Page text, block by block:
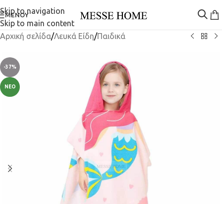
Skip to navigation
Skip to main content
ΜΕΝΟΎ
Αρχική σελίδα/Λευκά Είδη/Παιδικά
-37%
ΝΈΟ